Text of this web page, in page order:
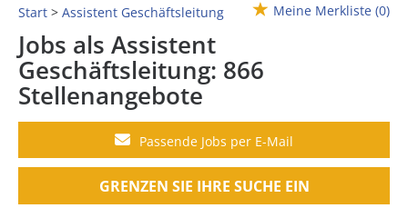
Start Assistent Geschäftsleitung Meine Merkliste (0)
Jobs als Assistent
Geschäftsleitung: 866
Stellenangebote
Passende Jobs per E-Mail
GRENZEN SIE IHRE SUCHE EIN